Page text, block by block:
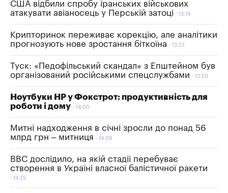
США відбили спробу іранських військових
атакувати авіаносець у Перській затоці
13:14
Крипторинок переживає корекцію, але аналітики
прогнозують нове зростання біткоїна
13:27
Туск: «Педофільський скандал» з Епштейном був
організований російськими спецслужбами
13:50
Ноутбуки HP у Фокстрот: продуктивність для
роботи і дому
14:00
Митні надходження в січні зросли до понад 56
млрд грн – митниця
14:09
ВВС дослідило, на якій стадії перебуває
створення в Україні власної балістичної ракети
14:25